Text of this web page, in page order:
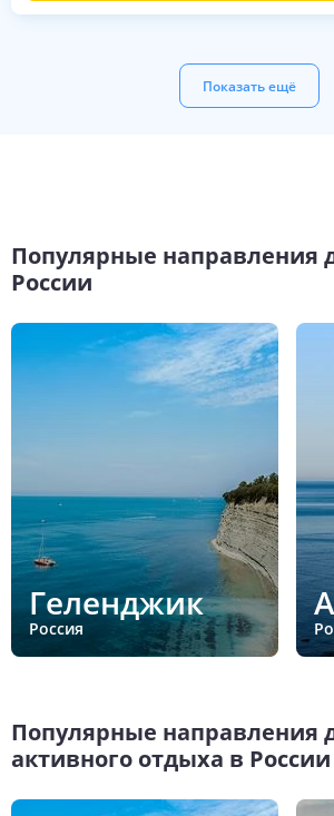
Показать ещё
Популярные направления
России
Геленджик
Россия
Популярные направления
активного отдыха в России